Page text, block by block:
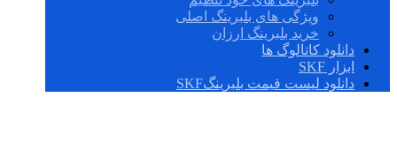
ویژگی های بلبرینگ اصلی
خرید بلبرینگ ارزان
دانلود کاتالوگ ها
ابزار SKF
دانلود لیست قیمت بلبرینگSKF